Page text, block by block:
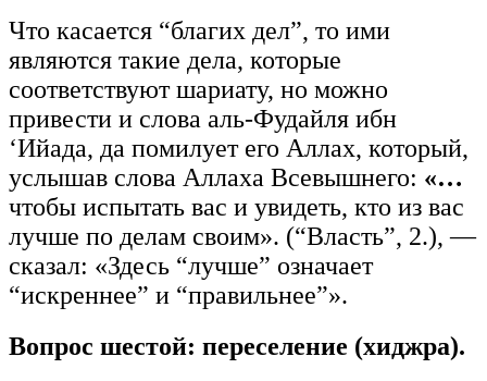
Что касается “благих дел”, то ими
являются такие дела, которые
соответствуют шариату, но можно
привести и слова аль-Фудайля ибн
‘Ийада, да помилует его Аллах, который,
услышав слова Аллаха Всевышнего: «…
чтобы испытать вас и увидеть, кто из вас
лучше по делам своим». (“Власть”, 2.), —
сказал: «Здесь “лучше” означает
“искреннее” и “правильнее”».
Вопрос шестой: переселение (хиджра).